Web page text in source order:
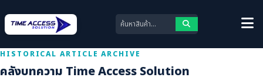
HISTORICAL ARTICLE ARCHIVE
คลังบทความ Time Access Solution